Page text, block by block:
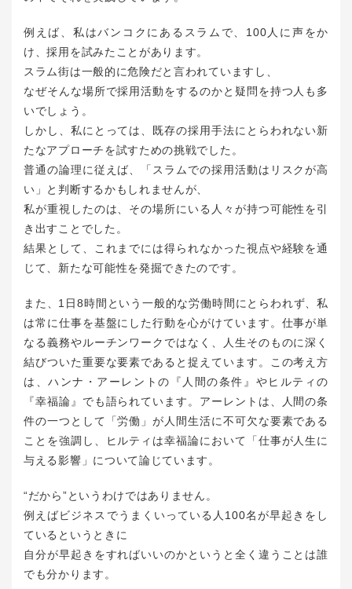
例えば、私はバンコクにあるスラムで、100人に声をか
け、採用を試みたことがあります。
スラム街は一般的に危険だと言われていますし、
なぜそんな場所で採用活動をするのかと疑問を持つ人も多
いでしょう。
しかし、私にとっては、既存の採用手法にとらわれない新
たなアプローチを試すための挑戦でした。
普通の論理に従えば、「スラムでの採用活動はリスクが高
い」と判断するかもしれませんが、
私が重視したのは、その場所にいる人々が持つ可能性を引
き出すことでした。
結果として、これまでには得られなかった視点や経験を通
じて、新たな可能性を発掘できたのです。
また、1日8時間という一般的な労働時間にとらわれず、私
は常に仕事を基盤にした行動を心がけています。仕事が単
なる義務やルーチンワークではなく、人生そのものに深く
結びついた重要な要素であると捉えています。この考え方
は、ハンナ・アーレントの『人間の条件』やヒルティの
『幸福論』でも語られています。アーレントは、人間の条
件の一つとして「労働」が人間生活に不可欠な要素である
ことを強調し、ヒルティは幸福論において「仕事が人生に
与える影響」について論じています。
“だから”というわけではありません。
例えばビジネスでうまくいっている人100名が早起きをし
ているというときに
自分が早起きをすればいいのかというと全く違うことは誰
でも分かります。